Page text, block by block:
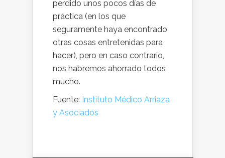
perdido unos pocos días de
práctica (en los que
seguramente haya encontrado
otras cosas entretenidas para
hacer), pero en caso contrario,
nos habremos ahorrado todos
mucho.
Fuente: Instituto Médico Arriaza
y Asociados